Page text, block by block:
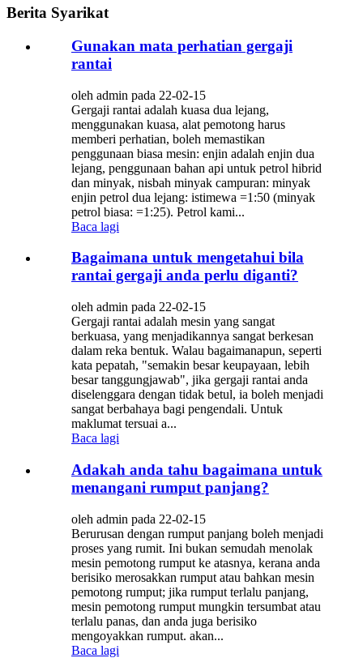
Berita Syarikat
Gunakan mata perhatian gergaji
rantai
oleh admin pada 22-02-15
Gergaji rantai adalah kuasa dua lejang,
menggunakan kuasa, alat pemotong harus
memberi perhatian, boleh memastikan
penggunaan biasa mesin: enjin adalah enjin dua
lejang, penggunaan bahan api untuk petrol hibrid
dan minyak, nisbah minyak campuran: minyak
enjin petrol dua lejang: istimewa =1:50 (minyak
petrol biasa: =1:25). Petrol kami...
Baca lagi
Bagaimana untuk mengetahui bila
rantai gergaji anda perlu diganti?
oleh admin pada 22-02-15
Gergaji rantai adalah mesin yang sangat
berkuasa, yang menjadikannya sangat berkesan
dalam reka bentuk. Walau bagaimanapun, seperti
kata pepatah, "semakin besar keupayaan, lebih
besar tanggungjawab", jika gergaji rantai anda
diselenggara dengan tidak betul, ia boleh menjadi
sangat berbahaya bagi pengendali. Untuk
maklumat tersuai a...
Baca lagi
Adakah anda tahu bagaimana untuk
menangani rumput panjang?
oleh admin pada 22-02-15
Berurusan dengan rumput panjang boleh menjadi
proses yang rumit. Ini bukan semudah menolak
mesin pemotong rumput ke atasnya, kerana anda
berisiko merosakkan rumput atau bahkan mesin
pemotong rumput; jika rumput terlalu panjang,
mesin pemotong rumput mungkin tersumbat atau
terlalu panas, dan anda juga berisiko
mengoyakkan rumput. akan...
Baca lagi